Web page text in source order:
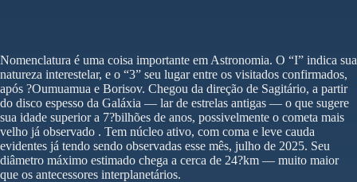
Nomenclatura é uma coisa importante em Astronomia. O “I” indica sua
natureza interestelar, e o “3” seu lugar entre os visitados confirmados,
após ?Oumuamua e Borisov. Chegou da direção de Sagitário, a partir
do disco espesso da Galáxia — lar de estrelas antigas — o que sugere
sua idade superior a 7?bilhões de anos, possivelmente o cometa mais
velho já observado . Tem núcleo ativo, com coma e leve cauda
evidentes já tendo sendo observadas esse mês, julho de 2025. Seu
diâmetro máximo estimado chega a cerca de 24?km — muito maior
que os antecessores interplanetários.